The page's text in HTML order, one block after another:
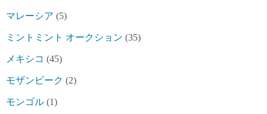
マレーシア (5)
ミントミント オークション (35)
メキシコ (45)
モザンビーク (2)
モンゴル (1)